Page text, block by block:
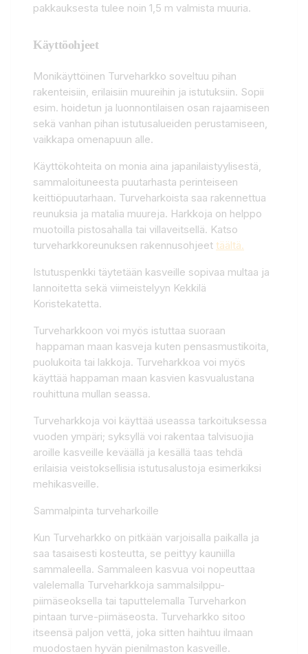
pakkauksesta tulee noin 1,5 m valmista muuria.
Käyttöohjeet
Monikäyttöinen Turveharkko soveltuu pihan
rakenteisiin, erilaisiin muureihin ja istutuksiin. Sopii
esim. hoidetun ja luonnontilaisen osan rajaamiseen
sekä vanhan pihan istutusalueiden perustamiseen,
vaikkapa omenapuun alle.
Käyttökohteita on monia aina japanilaistyylisestä,
sammaloituneesta puutarhasta perinteiseen
keittiöpuutarhaan. Turveharkoista saa rakennettua
reunuksia ja matalia muureja. Harkkoja on helppo
muotoilla pistosahalla tai villaveitsellä. Katso
turveharkkoreunuksen rakennusohjeet täältä.
Istutuspenkki täytetään kasveille sopivaa multaa ja
lannoitetta sekä viimeistelyyn Kekkilä
Koristekatetta.
Turveharkkoon voi myös istuttaa suoraan
happaman maan kasveja kuten pensasmustikoita,
puolukoita tai lakkoja. Turveharkkoa voi myös
käyttää happaman maan kasvien kasvualustana
rouhittuna mullan seassa.
Turveharkkoja voi käyttää useassa tarkoituksessa
vuoden ympäri; syksyllä voi rakentaa talvisuojia
aroille kasveille keväällä ja kesällä taas tehdä
erilaisia veistoksellisia istutusalustoja esimerkiksi
mehikasveille.
Sammalpinta turveharkoille
Kun Turveharkko on pitkään varjoisalla paikalla ja
saa tasaisesti kosteutta, se peittyy kauniilla
sammaleella. Sammaleen kasvua voi nopeuttaa
valelemalla Turveharkkoja sammalsilppu-
piimäseoksella tai taputtelemalla Turveharkon
pintaan turve-piimäseosta. Turveharkko sitoo
itseensä paljon vettä, joka sitten haihtuu ilmaan
muodostaen hyvän pienilmaston kasveille.